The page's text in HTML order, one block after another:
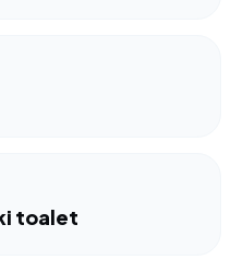
toalet